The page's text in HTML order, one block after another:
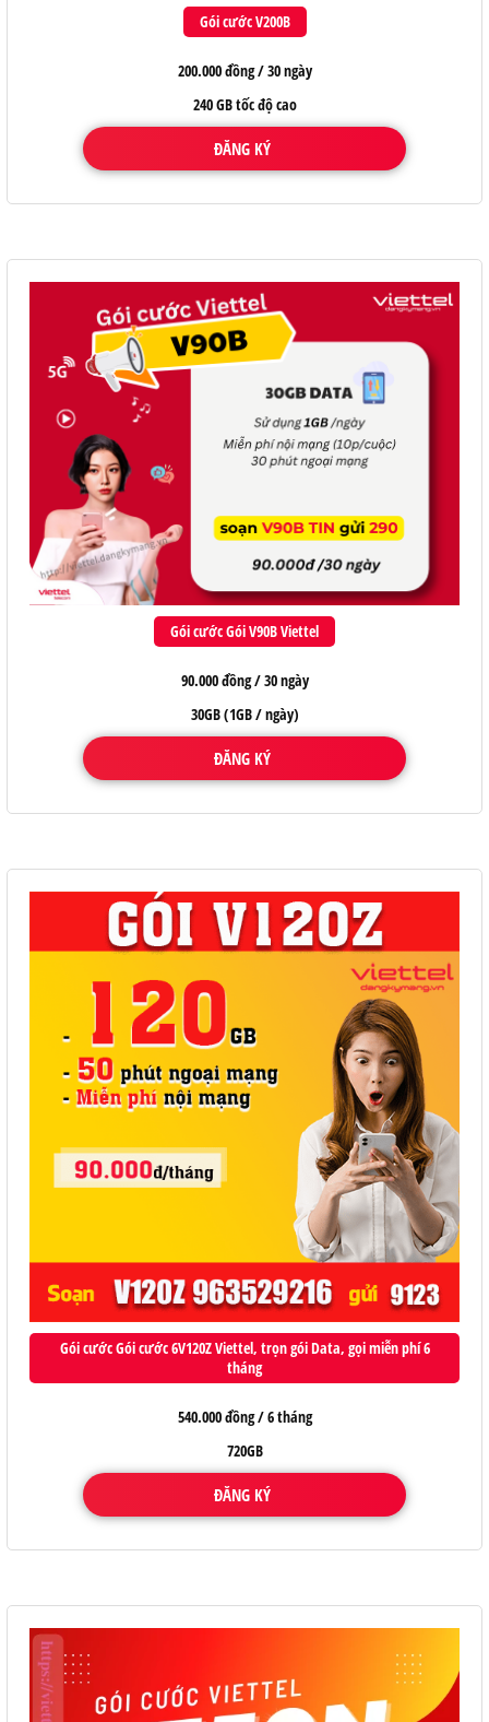
Gói cước V200B
200.000 đồng / 30 ngày
240 GB tốc độ cao
ĐĂNG KÝ
Gói cước Gói V90B Viettel
90.000 đồng / 30 ngày
30GB (1GB / ngày)
ĐĂNG KÝ
Gói cước Gói cước 6V120Z Viettel, trọn gói Data, gọi miễn phí 6
tháng
540.000 đồng / 6 tháng
720GB
ĐĂNG KÝ